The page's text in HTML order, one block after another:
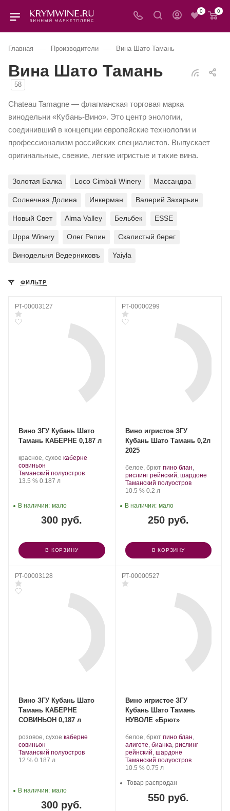
0 0
Главная — Производители — Вина Шато Тамань
Вина Шато Тамань
58
Chateau Tamagne — флагманская торговая марка
винодельни «Кубань-Вино». Это центр энологии,
соединивший в концепции европейские технологии и
профессионализм российских специалистов. Выпускает
оригинальные, свежие, легкие игристые и тихие вина.
Золотая Балка Loco Cimbali Winery Массандра
Солнечная Долина Инкерман Валерий Захарьин
Новый Свет Alma Valley Бельбек ESSE
Uppa Winery Олег Репин Скалистый берег
Винодельня Ведерниковъ Yaiyla
ФИЛЬТР
РТ-00003127
Вино ЗГУ Кубань Шато
Тамань КАБЕРНЕ 0,187 л
Производитель:
Шато
Тамань.
красное, сухое .
винограда:
каберне
совиньон
Регион:
Таманский полуостров
Крепость
13.5 %. Объем
0.187 л
300 руб.
В наличии: мало
В КОРЗИНУ
РТ-00000299
Вино игристое ЗГУ
Кубань Шато Тамань 0,2л
2025
Производитель:
Шато
Тамань.
белое, брют .
Сорт
винограда:
пино блан,
рислинг рейнский, шардоне.
Регион:
Таманский полуостров
Крепость
10.5 %. Объем
0.2 л
250 руб.
В наличии: мало
В КОРЗИНУ
РТ-00003128
Вино ЗГУ Кубань Шато
Тамань КАБЕРНЕ
СОВИНЬОН 0,187 л
Производитель:
Шато
Тамань.
розовое, сухое .
винограда:
каберне
совиньон
Регион:
Таманский полуостров
Крепость
12 %. Объем
0.187 л
300 руб.
В наличии: мало
РТ-00000527
Вино игристое ЗГУ
Кубань Шато Тамань
НУВОЛЕ «Брют»
Производитель:
Шато
Тамань.
белое, брют .
Сорт
винограда:
пино блан,
алиготе, бианка, рислинг
рейнский, шардоне.
Регион:
Таманский полуостров
Крепость
10.5 %. Объем
0.75 л
550 руб.
Товар распродан